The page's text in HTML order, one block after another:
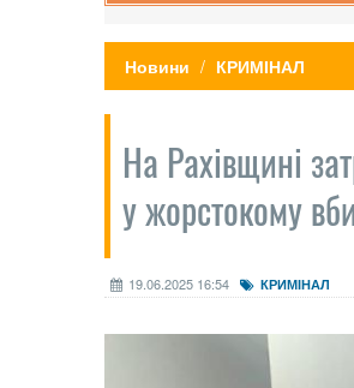
Новини КРИМІНАЛ
На Рахівщині
у жорстокому
19.06.2025 16:54 КРИМІНАЛ